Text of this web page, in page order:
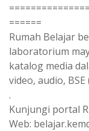
======
Rumah Belajar
laboratorium
katalog media
video, audio,
.
Kunjungi portal
Web: